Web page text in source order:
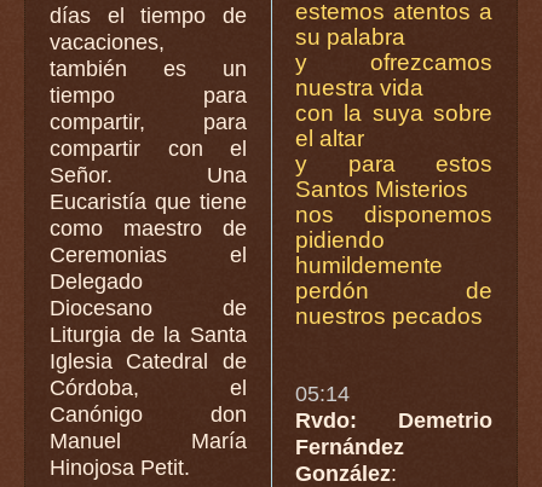
días el tiempo de
vacaciones,
también es un
tiempo para
compartir, para
compartir con el
Señor. Una
Eucaristía que tiene
como maestro de
Ceremonias el
Delegado
Diocesano de
Liturgia de la Santa
Iglesia Catedral de
Córdoba, el
Canónigo don
Manuel María
Hinojosa Petit.
estemos atentos a
su palabra
y ofrezcamos
nuestra vida
con la suya sobre
el altar
y para estos
Santos Misterios
nos disponemos
pidiendo
humildemente
perdón de
nuestros pecados
05:14
Rvdo: Demetrio
Fernández
González: